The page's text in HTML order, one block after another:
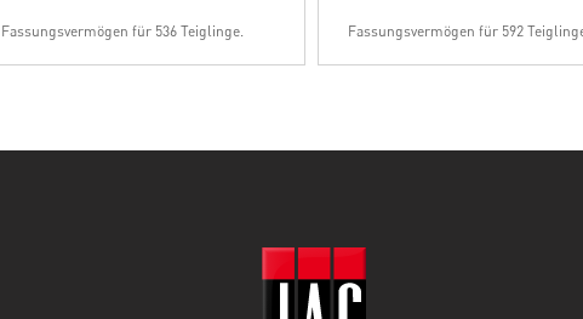
Fassungsvermögen für 536 Teiglinge. Fassungsvermögen für 592